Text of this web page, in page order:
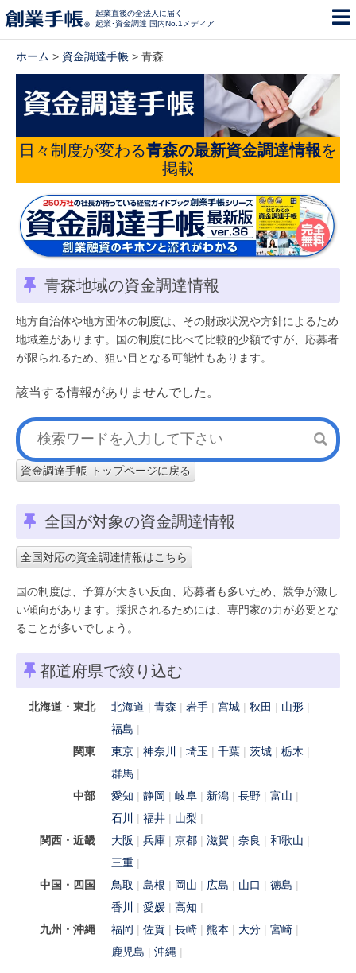
起業直後の全法人に届く
起業･資金調達 国内No.1メディア
ホーム > 資金調達手帳 > 青森
日々制度が変わる青森の最新資金調達情報を
掲載
青森地域の資金調達情報
地方自治体や地方団体の制度は、その財政状況や方針によるため
地域差があります。国の制度に比べて比較的少額ですが、応募者
が限られるため、狙い目となる可能性もあります。
該当する情報がありませんでした。
資金調達手帳 トップページに戻る
全国が対象の資金調達情報
全国対応の資金調達情報はこちら
国の制度は、予算が大きい反面、応募者も多いため、競争が激し
い傾向があります。採択されるためには、専門家の力が必要とな
ることが多いでしょう。
都道府県で絞り込む
北海道・東北 北海道 青森 岩手 宮城 秋田
山形
福島
関東
東京 神奈川 埼玉 千葉 茨城
栃木
群馬
中部
愛知 静岡 岐阜 新潟 長野
富山
石川
福井
山梨
関西・近畿
大阪 兵庫 京都 滋賀 奈良
和歌山
三重
中国・四国
鳥取 島根 岡山 広島 山口
徳島
香川
愛媛
高知
九州・沖縄
福岡 佐賀 長崎 熊本 大分
宮崎
鹿児島
沖縄